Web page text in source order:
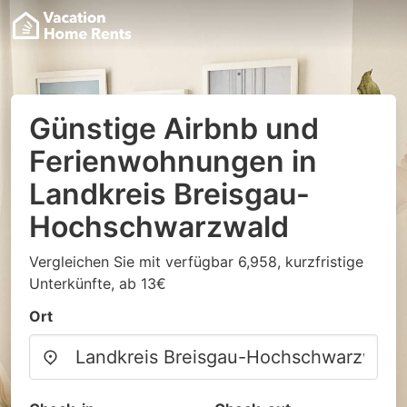
Günstige Airbnb und
Ferienwohnungen in
Landkreis Breisgau-
Hochschwarzwald
Vergleichen Sie mit verfügbar 6,958, kurzfristige
Unterkünfte, ab 13€
Ort